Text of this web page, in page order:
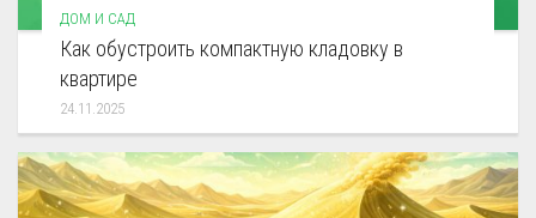
ДОМ И САД
Как обустроить компактную кладовку в
квартире
24.11.2025